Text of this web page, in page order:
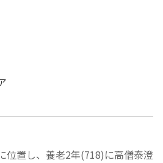
位置し、養老2年(718)に高僧泰澄